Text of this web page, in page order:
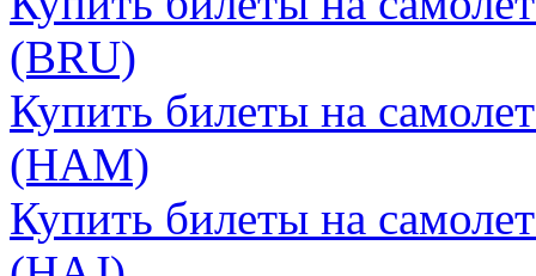
(BRU)
Купить билеты на
(HAM)
Купить билеты на